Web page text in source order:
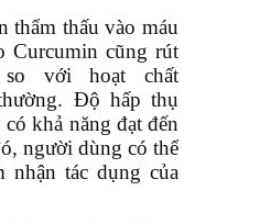
thẩm thấu vào máu
Curcumin cũng rút
với hoạt chất
Độ hấp thụ
khả năng đạt đến
người dùng có thể
nhận tác dụng của